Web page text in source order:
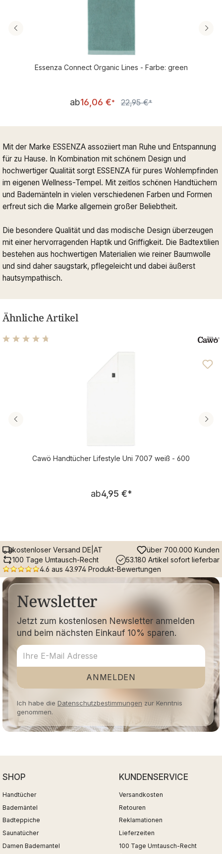
Essenza Connect Organic Lines - Farbe: green
Verkaufspreis:
ab16,06 €* Regulärer Preis:
22,95 €*
Mit der Marke ESSENZA assoziiert man Ruhe und Entspannung
für zu Hause. In Kombination mit schönem Design und
hochwertiger Qualität sorgt ESSENZA für pures Wohlempfinden
im eigenen Wellness-Tempel. Mit zeitlos schönen Handtüchern
und Bademänteln in vielen verschiedenen Farben und Formen
erfreut sich die Marke allgemein großer Beliebtheit.
Die besondere Qualität und das modische Design überzeugen
mit einer hervorragenden Haptik und Griffigkeit. Die Badtextilien
bestehen aus hochwertigen Materialien wie reiner Baumwolle
und sind daher saugstark, pflegeleicht und dabei äußerst
hautsympathisch.
Ähnliche Artikel
Durchschnittliche Bewertung von 4.68 von 5 Sternen
Cawö Handtücher Lifestyle Uni 7007 weiß - 600
Regulärer Preis:
ab4,95 €*
kostenloser Versand DE|AT
über 700.000 Kunden
100 Tage Umtausch-Recht
53.180 Artikel sofort lieferbar
4.6 aus 43.974 Produkt-Bewertungen
Newsletter
Jetzt zum kostenlosen Newsletter anmelden
und beim nächsten Einkauf 10% sparen.
ANMELDEN
Ich habe die Datenschutzbestimmungen zur Kenntnis
genommen.
SHOP
Handtücher
Bademäntel
Badteppiche
Saunatücher
Damen Bademantel
KUNDENSERVICE
Versandkosten
Retouren
Reklamationen
Lieferzeiten
100 Tage Umtausch-Recht